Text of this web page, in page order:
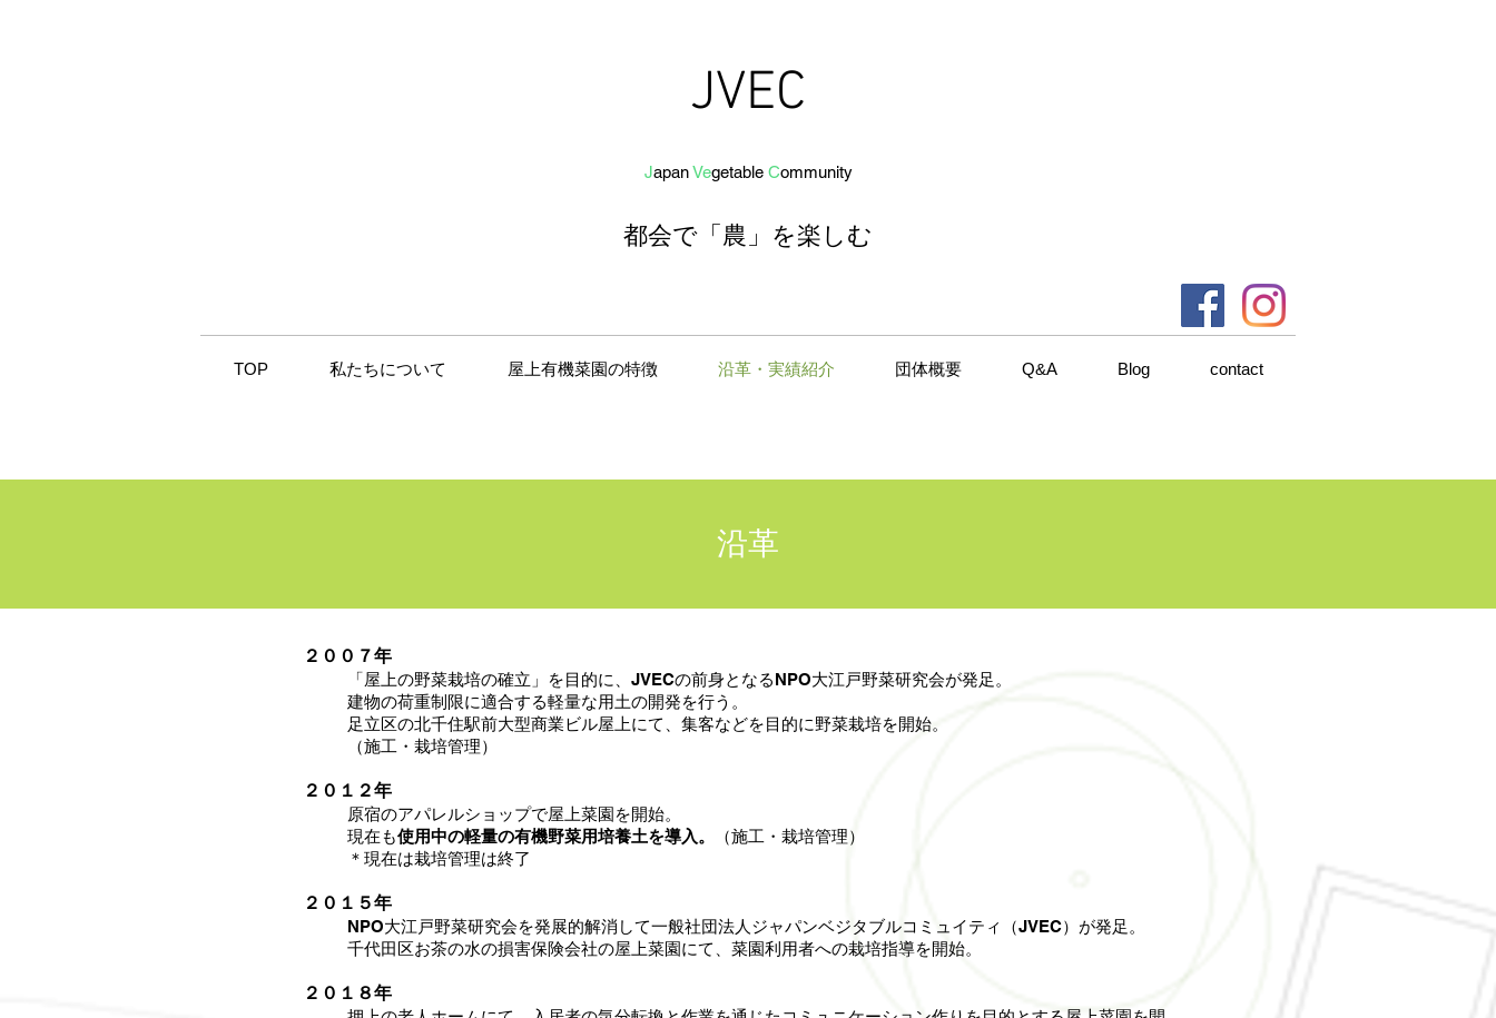
JVEC
JapanVegetable Community
都会で「農」を楽し む
TOP 私たちについて 屋上有機菜園の特徴 沿革・実績紹介 団体概要 Q&A Blog contact
​沿革
２００７年
「屋上の野菜栽培の確立」を目的に、JVECの前身となるNPO大江戸野菜研究会が発足。
建物の荷重制限に適合する軽量な用土の開発を行う。
足立区の北千住駅前大型商業ビル屋上にて、集客などを目的に野菜栽培を開始。
（施工・栽培管理）
２０１２年
原宿のアパレルショップで屋上菜園を開始。
現在も使用中の軽量の有機野菜用培養土を導入。
（施工・栽培管理）
＊現在は栽培管理は終了
２０１５年
NPO大江戸野菜研究会を発展的解消して一般社団法人ジャパンベジタブルコミュイティ（JVEC）が発足。
千代田区お茶の水の損害保険会社の屋上菜園にて、菜園利用者への栽培指導を開始。
２０１８年